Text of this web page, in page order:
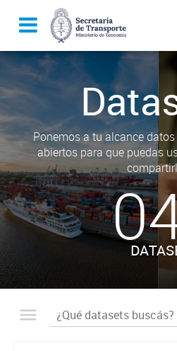
Ponemos a tu alcance
abiertos para que puedas